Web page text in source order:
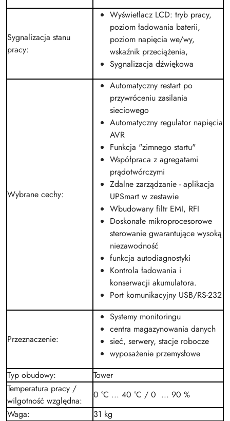
Sygnalizacja stanu
pracy:
Wyświetlacz LCD: tryb pracy,
poziom ładowania baterii,
poziom napięcia we/wy,
wskaźnik przeciążenia,
Sygnalizacja dźwiękowa
Wybrane cechy:
Automatyczny restart po
przywróceniu zasilania
sieciowego
Automatyczny regulator napięcia
AVR
Funkcja "zimnego startu"
Współpraca z agregatami
prądotwórczymi
Zdalne zarządzanie - aplikacja
UPSmart w zestawie
Wbudowany filtr EMI, RFI
Doskonałe mikroprocesorowe
sterowanie gwarantujące wysoką
niezawodność
funkcja autodiagnostyki
Kontrola ładowania i
konserwacji akumulatora.
Port komunikacyjny USB/RS-232
Przeznaczenie:
Systemy monitoringu
centra magazynowania danych
sieć, serwery, stacje robocze
wyposażenie przemysłowe
Typ obudowy:
Tower
Temperatura pracy /
wilgotność względna:
0 °C ... 40 °C / 0 ... 90 %
Waga:
31 kg